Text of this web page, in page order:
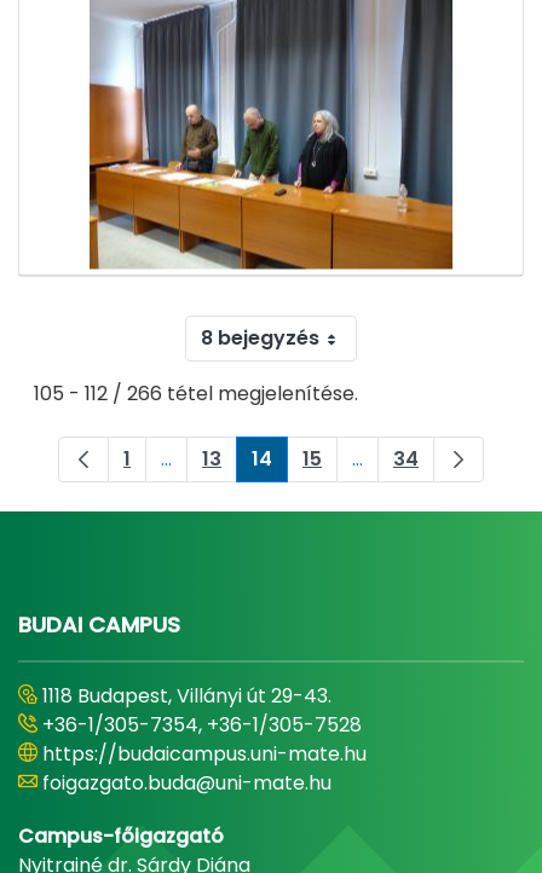
8 bejegyzés
105 - 112 / 266 tétel megjelenítése.
Oldal
1 ...Köztes oldalak Navigáljon a TAB
Oldal
13 Oldal
14 Oldal
15 ...Köztes oldalak
Oldal
34
BUDAI CAMPUS
1118 Budapest, Villányi út 29-43.
+36-1/305-7354, +36-1/305-7528
https://budaicampus.uni-mate.hu
foigazgato.buda@uni-mate.hu
Campus-főigazgató
Nyitrainé dr. Sárdy Diána